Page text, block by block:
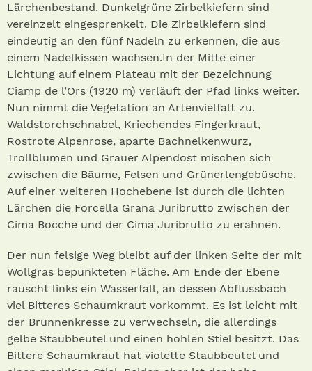
Lärchenbestand. Dunkelgrüne Zirbelkiefern sind
vereinzelt eingesprenkelt. Die Zirbelkiefern sind
eindeutig an den fünf Nadeln zu erkennen, die aus
einem Nadelkissen wachsen.In der Mitte einer
Lichtung auf einem Plateau mit der Bezeichnung
Ciamp de l’Ors (1920 m) verläuft der Pfad links weiter.
Nun nimmt die Vegetation an Artenvielfalt zu.
Waldstorchschnabel, Kriechendes Fingerkraut,
Rostrote Alpenrose, aparte Bachnelkenwurz,
Trollblumen und Grauer Alpendost mischen sich
zwischen die Bäume, Felsen und Grünerlengebüsche.
Auf einer weiteren Hochebene ist durch die lichten
Lärchen die Forcella Grana Juribrutto zwischen der
Cima Bocche und der Cima Juribrutto zu erahnen.
Der nun felsige Weg bleibt auf der linken Seite der mit
Wollgras bepunkteten Fläche. Am Ende der Ebene
rauscht links ein Wasserfall, an dessen Abflussbach
viel Bitteres Schaumkraut vorkommt. Es ist leicht mit
der Brunnenkresse zu verwechseln, die allerdings
gelbe Staubbeutel und einen hohlen Stiel besitzt. Das
Bittere Schaumkraut hat violette Staubbeutel und